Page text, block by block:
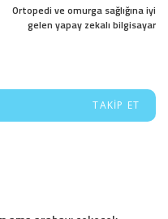
Ortopedi ve omurga sağlığına iyi
gelen yapay zekalı bilgisayar
TAKIP ET